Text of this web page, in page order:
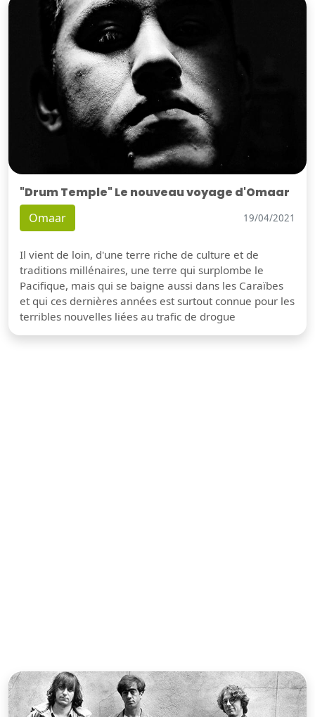
"Drum Temple" Le nouveau voyage d'Omaar
Omaar 19/04/2021
Il vient de loin, d'une terre riche de culture et de
traditions millénaires, une terre qui surplombe le
Pacifique, mais qui se baigne aussi dans les Caraïbes
et qui ces dernières années est surtout connue pour les
terribles nouvelles liées au trafic de drogue